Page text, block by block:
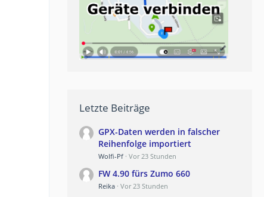
Letzte Beiträge
GPX-Daten werden in falscher
Reihenfolge importiert
Wolfi-Pf Vor 23 Stunden
FW 4.90 fürs Zumo 660
Reika Vor 23 Stunden